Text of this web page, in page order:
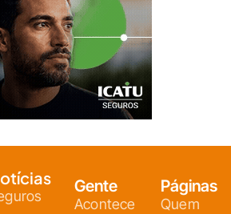
Gente
Acontece
Páginas
Quem